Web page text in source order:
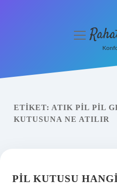
Yasal Uyarı
menüyü
ETIKET: ATIK PIL PIL
KUTUSUNA NE ATILIR
PIL KUTUSU